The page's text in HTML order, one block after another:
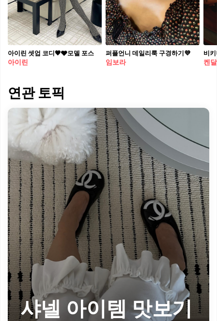
아이린 셋업 코디🖤🩶모델 포스
아이린
퍼플언니 데일리룩 구경하기💜
임보라
켄
연관 토픽
샤넬 아이템 맛보기